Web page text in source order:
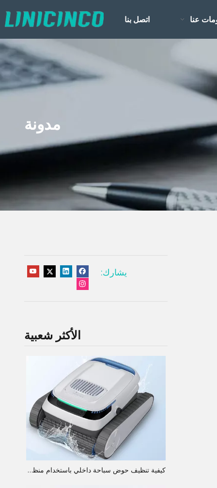
عنا اتصل بنا
مدونة
يشارك:
الأكثر شعبية
كيفية تنظيف حوض سباحة داخلي باستخدام منظف آلي؟